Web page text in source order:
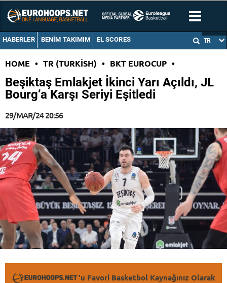
HABERLER BENIM TAKIMIM EL SCORES TR
HOME • TR (TURKISH) • BKT EUROCUP •
Beşiktaş Emlakjet İkinci Yarı Açıldı, JL
Bourg’a Karşı Seriyi Eşitledi
29/MAR/24 20:56
'u Favori Basketbol Kaynağınız Olarak